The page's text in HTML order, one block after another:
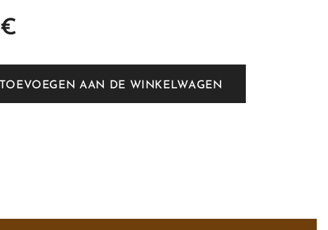
€
TOEVOEGEN AAN DE WINKELWAGEN